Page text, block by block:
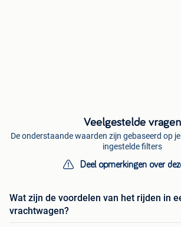
Veelgestelde vragen
De onderstaande waarden zijn gebaseerd op
ingestelde filters
Deel opmerkingen over
Wat zijn de voordelen van het rijden in
vrachtwagen?